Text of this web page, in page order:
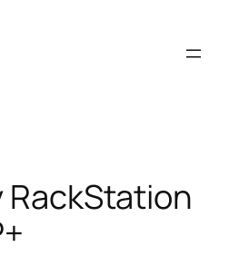
RackStation